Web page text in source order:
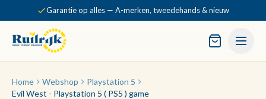
Garantie op alles — A-merken, tweedehands & nieuw
Home Webshop
Playstation 5
Evil West - Playstation 5 ( PS5 ) game